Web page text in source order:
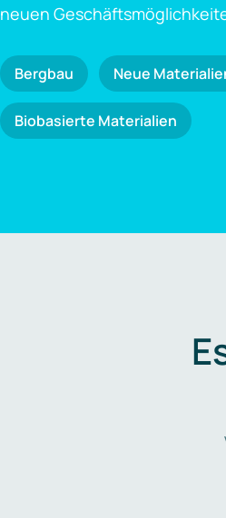
neuen
Bergbau Neue
Biobasierte Materialien